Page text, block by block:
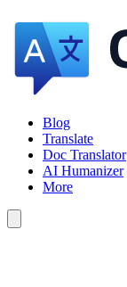
Blog
Translate
Doc Translator
AI Humanizer
More